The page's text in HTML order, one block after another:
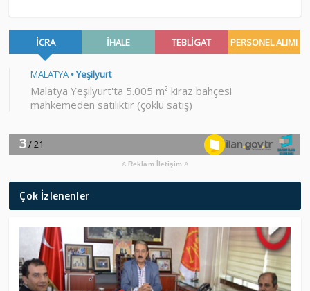
Reklam İletişim
Çok İzlenenler